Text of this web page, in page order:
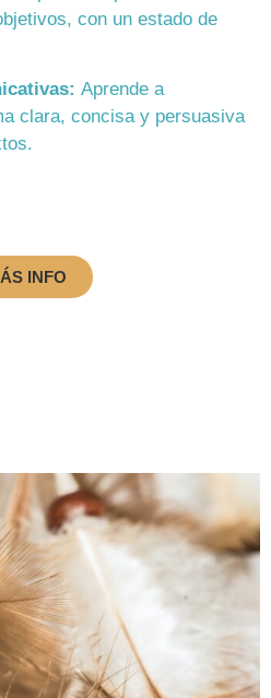
con un estado de
Aprende a
clara, concisa y persuasiva
INFO